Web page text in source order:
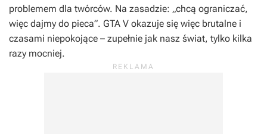
problemem dla twórców. Na zasadzie: „chcą ograniczać,
więc dajmy do pieca”. GTA V okazuje się więc brutalne i
czasami niepokojące – zupełnie jak nasz świat, tylko kilka
razy mocniej.